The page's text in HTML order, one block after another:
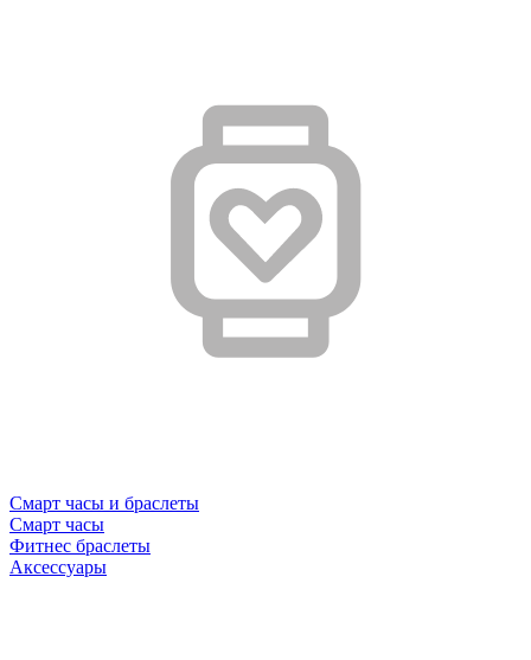
Смарт часы и браслеты
Смарт часы
Фитнес браслеты
Аксессуары